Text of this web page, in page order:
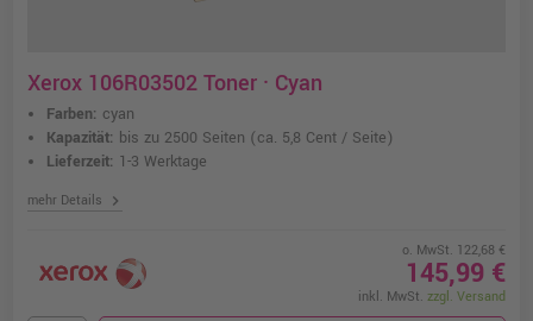
Xerox 106R03502 Toner · Cyan
Farben: cyan
Kapazität: bis zu 2500 Seiten (ca. 5,8 Cent / Seite)
Lieferzeit: 1-3 Werktage
mehr Details chevron_right
o. MwSt. 122,68 €
145,99 €
inkl. MwSt. zzgl. Versand